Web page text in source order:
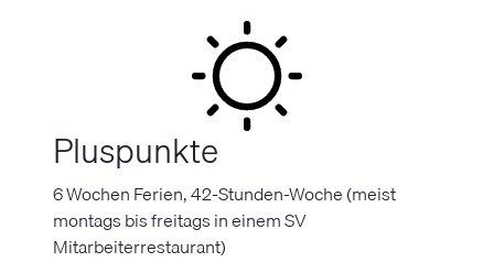
Pluspunkte
6 Wochen Ferien, 42-Stunden-Woche (meist
montags bis freitags in einem SV
Mitarbeiterrestaurant)